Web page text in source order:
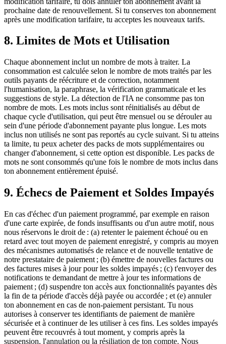
prochaine date de renouvellement. Si tu conserves ton abonnement
après une modification tarifaire, tu acceptes les nouveaux tarifs.
8. Limites de Mots et Utilisation
Chaque abonnement inclut un nombre de mots à traiter. La
consommation est calculée selon le nombre de mots traités par les
outils payants de réécriture et de correction, notamment
l'humanisation, la paraphrase, la vérification grammaticale et les
suggestions de style. La détection de l'IA ne consomme pas ton
nombre de mots. Les mots inclus sont réinitialisés au début de
chaque cycle d'utilisation, qui peut être mensuel ou se dérouler au
sein d'une période d'abonnement payante plus longue. Les mots
inclus non utilisés ne sont pas reportés au cycle suivant. Si tu atteins
ta limite, tu peux acheter des packs de mots supplémentaires ou
changer d'abonnement, si cette option est disponible. Les packs de
mots ne sont consommés qu'une fois le nombre de mots inclus dans
ton abonnement entièrement épuisé.
9. Échecs de Paiement et Soldes Impayés
En cas d'échec d'un paiement programmé, par exemple en raison
d'une carte expirée, de fonds insuffisants ou d'un autre motif, nous
nous réservons le droit de : (a) retenter le paiement échoué ou en
retard avec tout moyen de paiement enregistré, y compris au moyen
des mécanismes automatisés de relance et de nouvelle tentative de
notre prestataire de paiement ; (b) émettre de nouvelles factures ou
des factures mises à jour pour les soldes impayés ; (c) t'envoyer des
notifications te demandant de mettre à jour tes informations de
paiement ; (d) suspendre ton accès aux fonctionnalités payantes dès
la fin de ta période d'accès déjà payée ou accordée ; et (e) annuler
ton abonnement en cas de non-paiement persistant. Tu nous
autorises à conserver tes identifiants de paiement de manière
sécurisée et à continuer de les utiliser à ces fins. Les soldes impayés
peuvent être recouvrés à tout moment, y compris après la
suspension, l'annulation ou la résiliation de ton compte. Nous